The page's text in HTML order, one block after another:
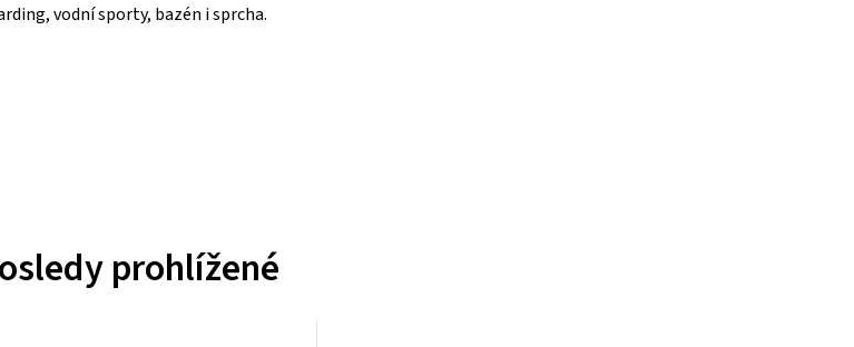
vodní sporty, bazén i sprcha.
prohlížené